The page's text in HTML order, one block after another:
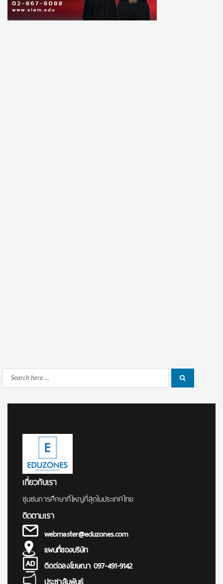
Search
เกี่ยวกับเรา
ชุมชนการศึกษาที่ใหญ่ที่สุดในประเทศไทย
ติดตามเรา
webmaster@eduzones.com
แผนที่ของบริษัท
ติดต่อลงโฆษณา 097-491-9142